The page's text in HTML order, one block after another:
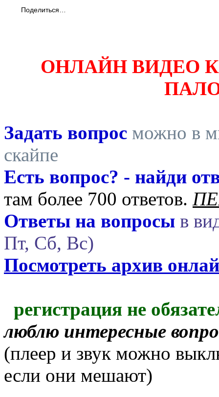
Поделиться…
ОНЛАЙН ВИДЕО
Задать вопрос можно в
скайпе
Есть вопрос? - найди
там более 700 ответов.
Ответы на вопросы в
Пт, Сб, Вс)
Посмотреть архив
регистрация не
люблю интересные
(плеер и звук можно
если они мешают)